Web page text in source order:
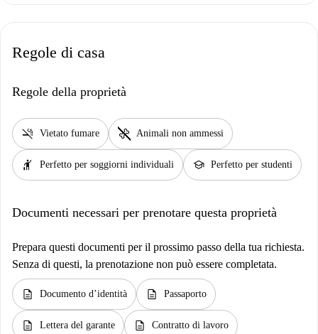
Regole di casa
Regole della proprietà
smoke_free Vietato fumare pet_supplies Animali non ammessi
hail Perfetto per soggiorni individuali school Perfetto per studenti
Documenti necessari per prenotare questa proprietà
Prepara questi documenti per il prossimo passo della tua richiesta.
Senza di questi, la prenotazione non può essere completata.
description Documento d’identità description Passaporto
description Lettera del garante description Contratto di lavoro